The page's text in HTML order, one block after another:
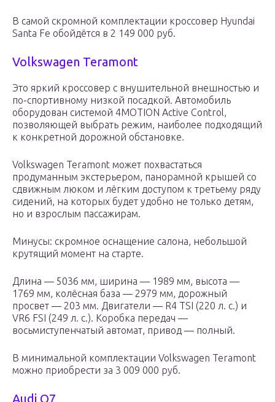
В самой скромной комплектации кроссовер Hyundai
Santa Fe обойдётся в 2 149 000 руб.
Volkswagen Teramont
Это яркий кроссовер с внушительной внешностью и
по-спортивному низкой посадкой. Автомобиль
оборудован системой 4MOTION Active Control,
позволяющей выбрать режим, наиболее подходящий
к конкретной дорожной обстановке.
Volkswagen Teramont может похвастаться
продуманным экстерьером, панорамной крышей со
сдвижным люком и лёгким доступом к третьему ряду
сидений, на которых будет удобно не только детям,
но и взрослым пассажирам.
Минусы: скромное оснащение салона, небольшой
крутящий момент на старте.
Длина — 5036 мм, ширина — 1989 мм, высота —
1769 мм, колёсная база — 2979 мм, дорожный
просвет — 203 мм. Двигатели — R4 TSI (220 л. с.) и
VR6 FSI (249 л. с.). Коробка передач —
восьмиступенчатый автомат, привод — полный.
В минимальной комплектации Volkswagen Teramont
можно приобрести за 3 009 000 руб.
Audi Q7